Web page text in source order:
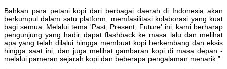
Bahkan para petani kopi dari berbagai daerah di Indonesia akan
berkumpul dalam satu platform, memfasilitasi kolaborasi yang kuat
bagi semua. Melalui tema 'Past, Present, Future' ini, kami berharap
pengunjung yang hadir dapat flashback ke masa lalu dan melihat
apa yang telah dilalui hingga membuat kopi berkembang dan eksis
hingga saat ini, dan juga melihat gambaran kopi di masa depan -
melalui pameran sejarah kopi dan beberapa pengalaman menarik.”